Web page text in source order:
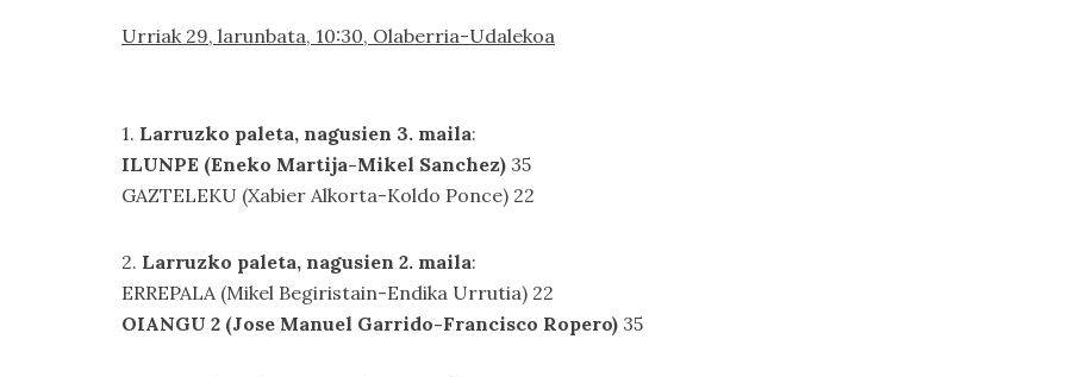
Urriak 29, larunbata, 10:30, Olaberria-Udalekoa
1. Larruzko paleta, nagusien 3. maila:
ILUNPE (Eneko Martija-Mikel Sanchez) 35
GAZTELEKU (Xabier Alkorta-Koldo Ponce) 22
2. Larruzko paleta, nagusien 2. maila:
ERREPALA (Mikel Begiristain-Endika Urrutia) 22
OIANGU 2 (Jose Manuel Garrido-Francisco Ropero) 35